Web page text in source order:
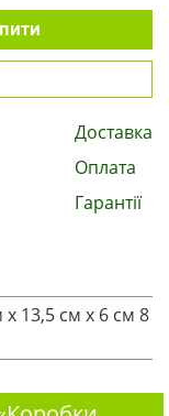
Доставка
Оплата
Гарантії
13,5 см х 6 см 8